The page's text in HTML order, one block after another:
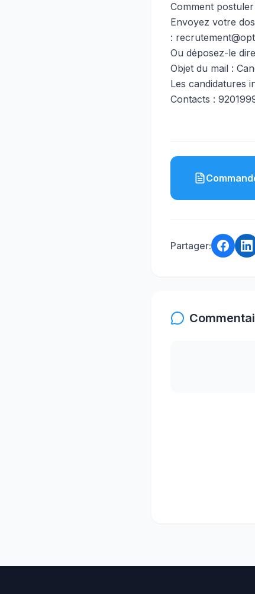
Comment postuler
Envoyez votre
:
Ou déposez-le
Objet du mail :
Les candidatures
Contacts :
Partager: